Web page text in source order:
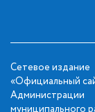
Сетевое издание
«Официальный
Администрации
муниципального